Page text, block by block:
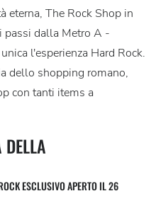
eterna, The Rock Shop in
passi dalla Metro A -
l'esperienza Hard Rock.
dello shopping romano,
con tanti items a
ESCLUSIVO APERTO IL 26